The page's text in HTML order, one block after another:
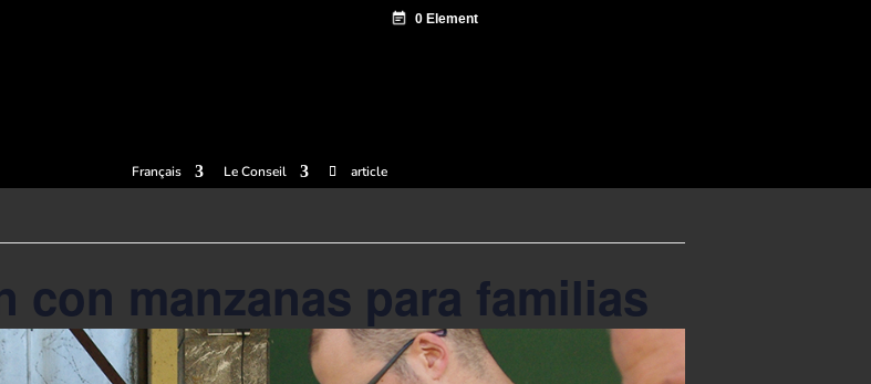
Français Le Conseil article
con manzanas para familias